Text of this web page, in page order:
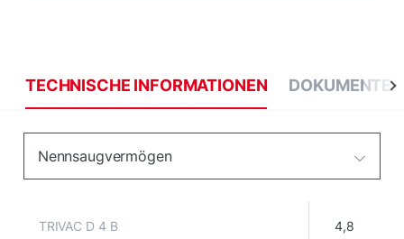
TECHNISCHE INFORMATIONEN DOKUMENTE
Nennsaugvermögen
TRIVAC D 4 B 4,8